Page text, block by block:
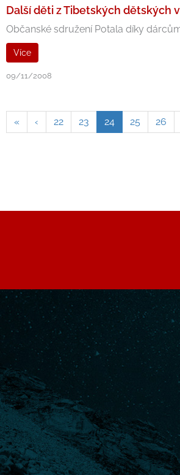
Další děti z Tibetských dětských
Občanské sdružení Potala díky
Více
09/11/2008
« ‹ 22 23 24 25 26